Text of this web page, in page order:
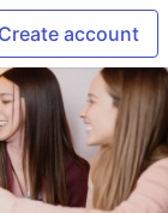
Create account